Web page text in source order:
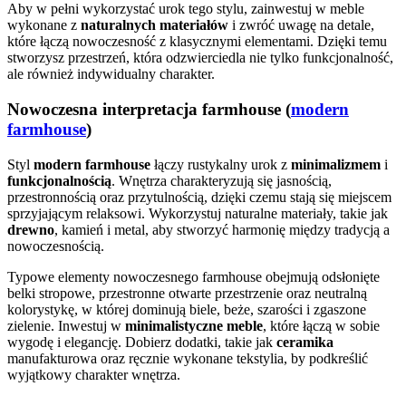
Aby w pełni wykorzystać urok tego stylu, zainwestuj w meble
wykonane z naturalnych materiałów i zwróć uwagę na detale,
które łączą nowoczesność z klasycznymi elementami. Dzięki temu
stworzysz przestrzeń, która odzwierciedla nie tylko funkcjonalność,
ale również indywidualny charakter.
Nowoczesna interpretacja farmhouse (modern
farmhouse)
Styl modern farmhouse łączy rustykalny urok z minimalizmem i
funkcjonalnością. Wnętrza charakteryzują się jasnością,
przestronnością oraz przytulnością, dzięki czemu stają się miejscem
sprzyjającym relaksowi. Wykorzystuj naturalne materiały, takie jak
drewno, kamień i metal, aby stworzyć harmonię między tradycją a
nowoczesnością.
Typowe elementy nowoczesnego farmhouse obejmują odsłonięte
belki stropowe, przestronne otwarte przestrzenie oraz neutralną
kolorystykę, w której dominują biele, beże, szarości i zgaszone
zielenie. Inwestuj w minimalistyczne meble, które łączą w sobie
wygodę i elegancję. Dobierz dodatki, takie jak ceramika
manufakturowa oraz ręcznie wykonane tekstylia, by podkreślić
wyjątkowy charakter wnętrza.